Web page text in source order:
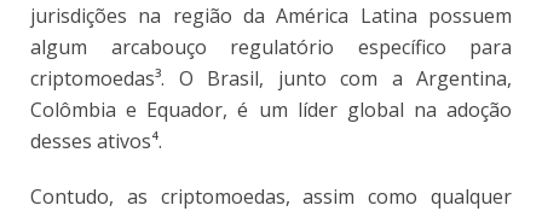
jurisdições na região da América Latina possuem
algum arcabouço regulatório específico para
criptomoedas³. O Brasil, junto com a Argentina,
Colômbia e Equador, é um líder global na adoção
desses ativos⁴.
Contudo, as criptomoedas, assim como qualquer